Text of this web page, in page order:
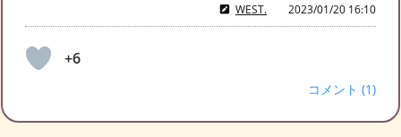
WEST. 2023/01/20 16:10
+6
コメント (1)